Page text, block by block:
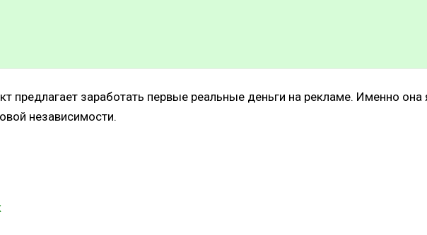
предлагает заработать первые реальные деньги на рекламе. Именно она
независимости.